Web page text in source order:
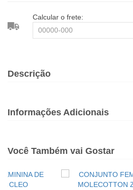
Calcular o frete:
Descrição
Informações Adicionais
Você Também vai Gostar